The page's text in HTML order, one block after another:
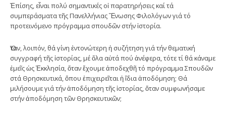
Ἐπίσης, εἶναι πολύ σημαντικές οἱ παρατηρήσεις καί τά
συμπεράσματα τῆς Πανελλήνιας Ἕνωσης Φιλολόγων γιά τό
προτεινόμενο πρόγραμμα σπουδῶν στήν ἱστορία.
Ὅταν, λοιπόν, θά γίνη ἐντονώτερη ἡ συζήτηση γιά τήν θεματική
συγγραφή τῆς ἱστορίας, μέ ὅλα αὐτά πού ἀνέφερα, τότε τί θά κάναμε
ἐμεῖς ὡς Ἐκκλησία, ὅταν ἔχουμε ἀποδεχθῆ τό πρόγραμμα Σπουδῶν
στά Θρησκευτικά, ὅπου ἐπιχειρεῖται ἡ ἴδια ἀποδόμηση; Θά
μιλήσουμε γιά τήν ἀποδόμηση τῆς ἱστορίας, ὅταν συμφωνήσαμε
στήν ἀποδόμηση τῶν Θρησκευτικῶν;